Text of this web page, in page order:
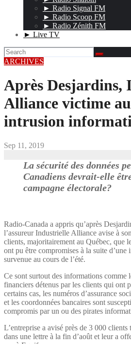
► Radio Signal FM
► Radio Scoop FM
► Radio Zénith FM
► Live TV
ARCHIVES
Après Desjardins,
Alliance victime
intrusion
Sep 11, 2019
La sécurité des données
Canadiens devrait-elle
campagne électorale?
Radio-Canada a appris qu’après
l’assureur Industrielle Alliance avise à
clients, majoritairement au Québec, que
ont pu être compromises à la suite
survenue au cours de l’été.
Ce sont surtout des informations comme
financiers détenus par les clients qui ont
certains cas, les numéros d’assurance
et les coordonnées bancaires sont
compromis par un ou des pirates
L’entreprise a avisé près de 3 000 clients
dans une lettre à la fin d’août et leur a